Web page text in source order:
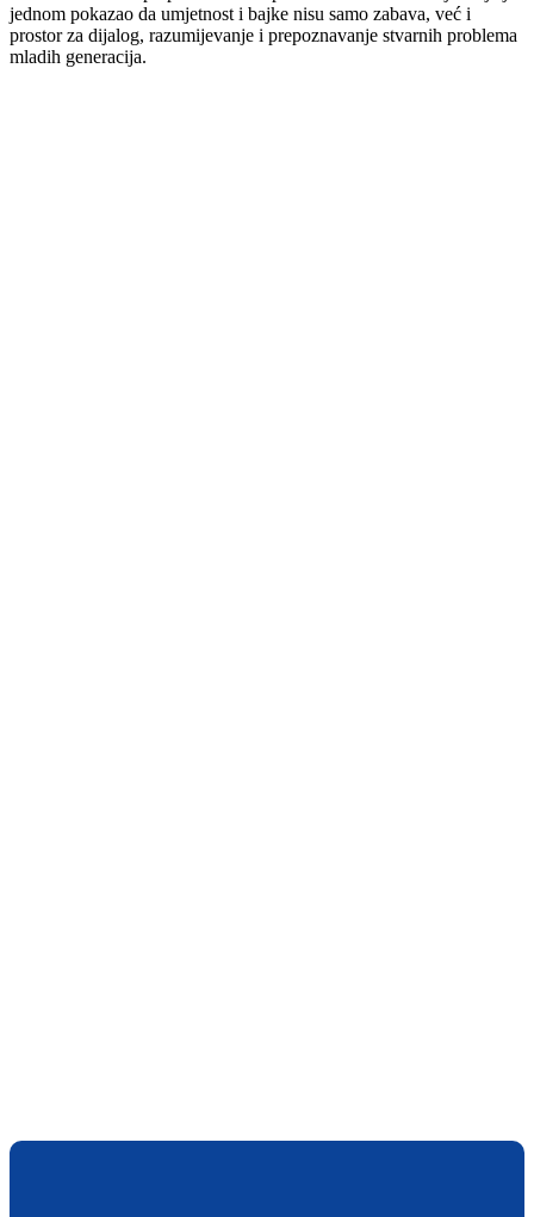
jednom pokazao da umjetnost i bajke nisu samo zabava, već i
prostor za dijalog, razumijevanje i prepoznavanje stvarnih problema
mladih generacija.